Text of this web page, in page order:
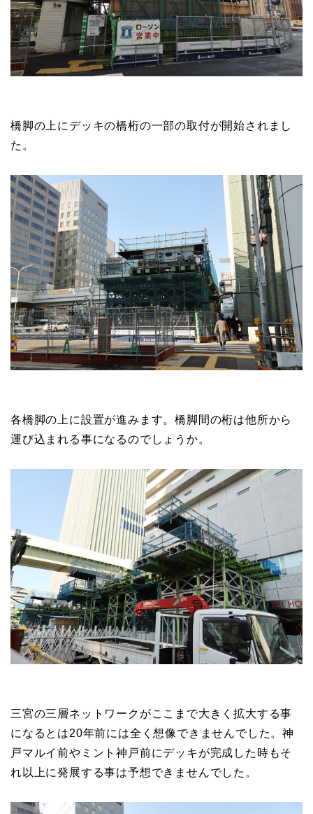
橋脚の上にデッキの橋桁の一部の取付が開始されまし
た。
各橋脚の上に設置が進みます。橋脚間の桁は他所から
運び込まれる事になるのでしょうか。
三宮の三層ネットワークがここまで大きく拡大する事
になるとは20年前には全く想像できませんでした。神
戸マルイ前やミント神戸前にデッキが完成した時もそ
れ以上に発展する事は予想できませんでした。